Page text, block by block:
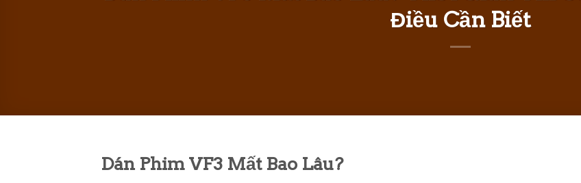
Điều Cần Biết
Dán Phim VF3 Mất Bao Lâu?